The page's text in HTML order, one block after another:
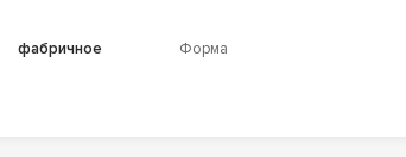
фабричное Форма